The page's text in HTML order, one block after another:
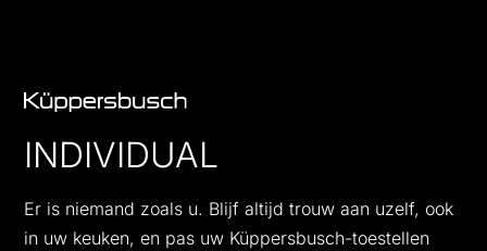
INDIVIDUAL
Er is niemand zoals u. Blijf altijd trouw aan uzelf, ook
in uw keuken, en pas uw Küppersbusch-toestellen